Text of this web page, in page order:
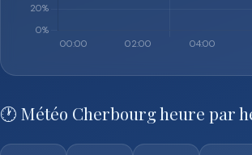
🕐 Météo Cherbourg heure par